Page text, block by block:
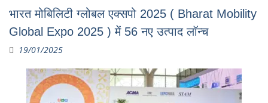
भारत मोबिलिटी ग्लोबल एक्सपो 2025 ( Bharat Mobility
Global Expo 2025 ) में 56 नए उत्पाद लॉन्च
19/01/2025